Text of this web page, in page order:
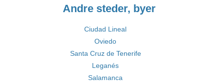
Andre steder, byer
Ciudad Lineal
Oviedo
Santa Cruz de Tenerife
Leganés
Salamanca